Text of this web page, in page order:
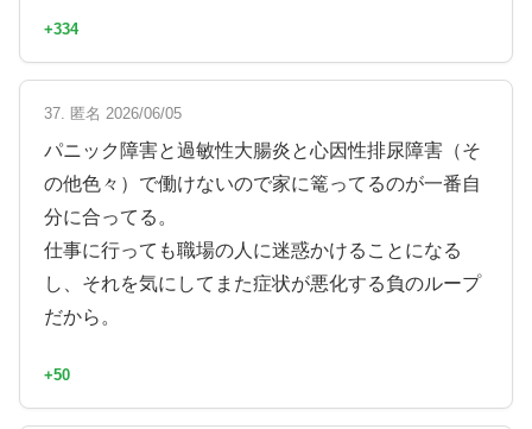
+334
37. 匿名 2026/06/05
パニック障害と過敏性大腸炎と心因性排尿障害（そ
の他色々）で働けないので家に篭ってるのが一番自
分に合ってる。
仕事に行っても職場の人に迷惑かけることになる
し、それを気にしてまた症状が悪化する負のループ
だから。
+50